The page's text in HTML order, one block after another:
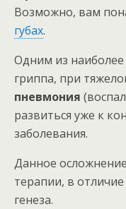
Возможно, вам
губах.
Одним из наиболее
гриппа, при
пневмония
развиться уже к
заболевания.
Данное
терапии, в
генеза.